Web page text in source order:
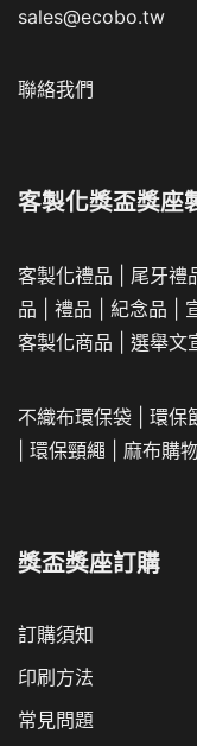
sales@ecobo.tw
聯絡我們
客製化獎盃獎座
客製化禮品 尾牙禮
品
禮品 紀念品
客製化商品
選舉文
不織布環保袋 環保
環保頸繩 麻布購
獎盃獎座訂購
訂購須知
印刷方法
常見問題